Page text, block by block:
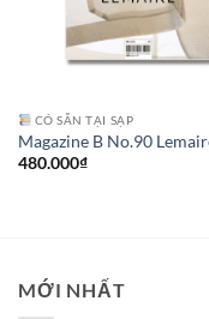
CÓ SẴN TẠI SẠP
Magazine B No.90
480.000₫
MỚI NHẤT